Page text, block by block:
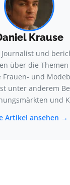
Krause
Journalist und
über die Themen
und
unter anderem
und
Artikel ansehen →